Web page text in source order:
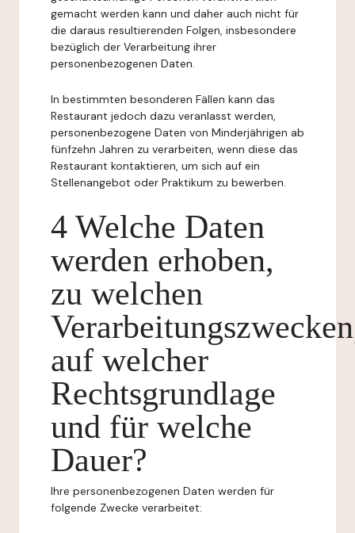
gemacht werden kann und daher auch nicht für
die daraus resultierenden Folgen, insbesondere
bezüglich der Verarbeitung ihrer
personenbezogenen Daten.
In bestimmten besonderen Fällen kann das
Restaurant jedoch dazu veranlasst werden,
personenbezogene Daten von Minderjährigen ab
fünfzehn Jahren zu verarbeiten, wenn diese das
Restaurant kontaktieren, um sich auf ein
Stellenangebot oder Praktikum zu bewerben.
4 Welche Daten
werden erhoben,
zu welchen
auf welcher
Rechtsgrundlage
und für welche
Dauer?
Ihre personenbezogenen Daten werden für
folgende Zwecke verarbeitet: